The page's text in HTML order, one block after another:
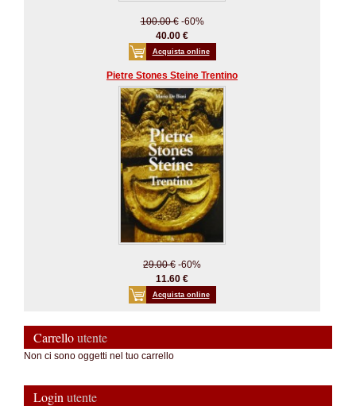
100.00 €-60%
40.00 €
Acquista online
Pietre Stones Steine Trentino
29.00 € -60%
11.60 €
Acquista online
Carrelloutente
Non ci sono oggetti nel tuo carrello
Login utente